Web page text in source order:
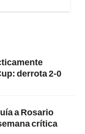
derrota 2-0
a Rosario
crítica